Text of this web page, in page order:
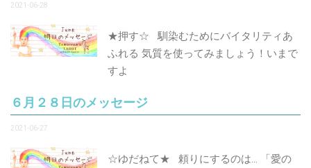
2021-06-28
★押す☆ 馴染むためにバイタリティあ
ふれる 気質を使ってみましょう！いまで
すよ
６月２８日のメッセージ
2021-06-27
☆ゆだねて★ 頼りにするのは… 「愛の